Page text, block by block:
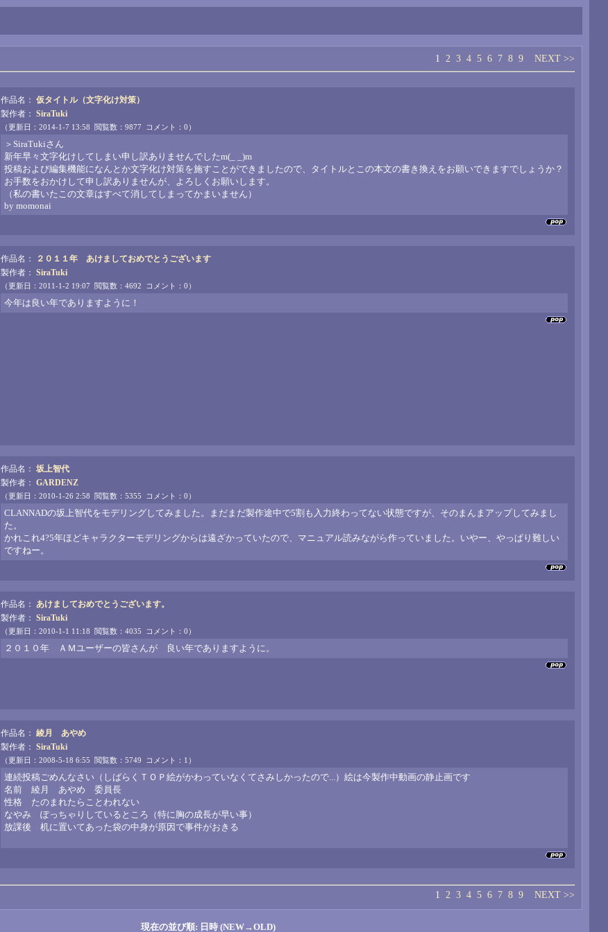
1 2 3 4 5 6 7 8 9 NEXT >>
作品名： 仮タイトル（文字化け対策）
製作者： SiraTuki
（更新日：2014-1-7 13:58 閲覧数：9877 コメント：0）
＞SiraTukiさん
新年早々文字化けしてしまい申し訳ありませんでしたm(_ _)m
投稿および編集機能になんとか文字化け対策を施すことができましたので、タイトルとこの本文の書き換えをお願いできますでしょうか？
お手数をおかけして申し訳ありませんが、よろしくお願いします。
（私の書いたこの文章はすべて消してしまってかまいません）
by momonai
作品名：
２０１１年 あけましておめでとうございます
製作者： SiraTuki
（更新日：2011-1-2 19:07 閲覧数：4692 コメント：0）
今年は良い年でありますように！
作品名： 坂上智代
製作者： GARDENZ
（更新日：2010-1-26 2:58 閲覧数：5355 コメント：0）
CLANNADの坂上智代をモデリングしてみました。まだまだ製作途中で5割も入力終わってない状態ですが、そのまんまアップしてみまし
た。
かれこれ4?5年ほどキャラクターモデリングからは遠ざかっていたので、マニュアル読みながら作っていました。いやー、やっぱり難しい
ですねー。
作品名： あけましておめでとうございます。
製作者： SiraTuki
（更新日：2010-1-1 11:18 閲覧数：4035 コメント：0）
２０１０年 ＡＭユーザーの皆さんが 良い年でありますように。
作品名： 綾月 あやめ
製作者： SiraTuki
（更新日：2008-5-18 6:55 閲覧数：5749 コメント：1）
連続投稿ごめんなさい（しばらくＴＯＰ絵がかわっていなくてさみしかったので...）絵は今製作中動画の静止画です
名前 綾月 あやめ 委員長
性格 たのまれたらことわれない
なやみ ぽっちゃりしているところ（特に胸の成長が早い事）
放課後 机に置いてあった袋の中身が原因で事件がおきる
1 2 3 4 5 6 7 8 9 NEXT >>
現在の並び順: 日時 (NEW→OLD)